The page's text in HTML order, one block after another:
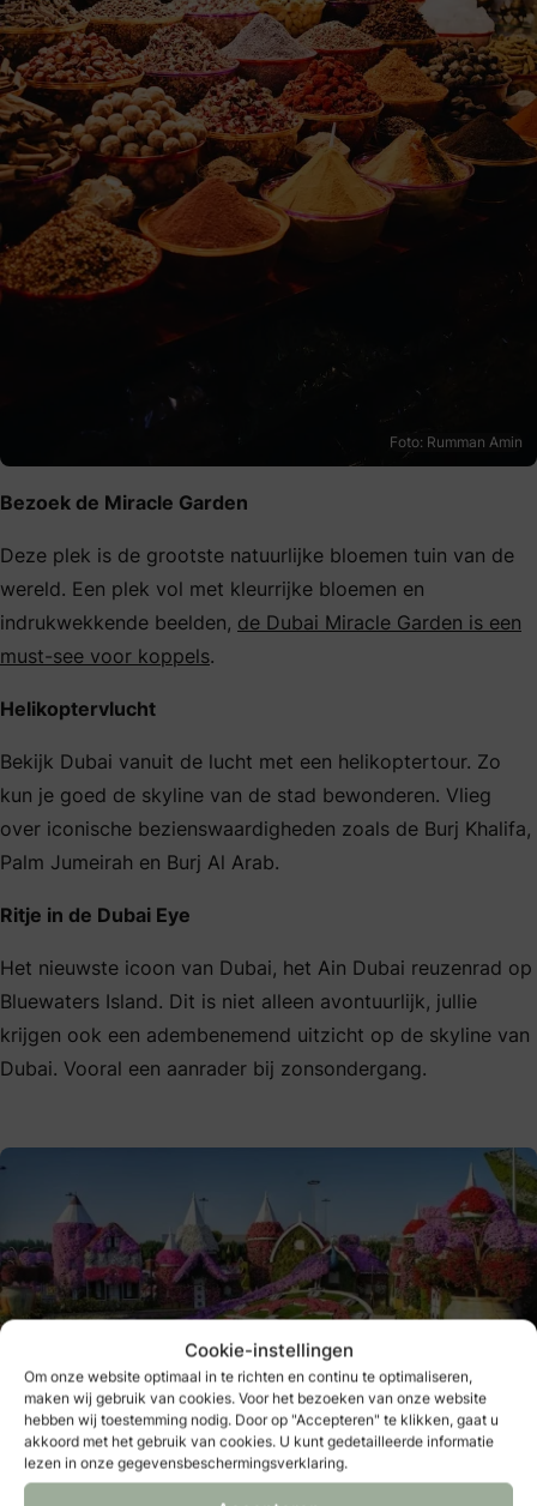
Cookie-instellingen
Om onze website optimaal in te richten en continu te optimaliseren,
maken wij gebruik van cookies. Voor het bezoeken van onze website
hebben wij toestemming nodig. Door op "Accepteren" te klikken, gaat u
akkoord met het gebruik van cookies. U kunt gedetailleerde informatie
lezen in onze gegevensbeschermingsverklaring.
Foto: Rumman Amin
Bezoek de Miracle Garden
Deze plek is de grootste natuurlijke bloemen tuin van de
wereld. Een plek vol met kleurrijke bloemen en
indrukwekkende beelden, de Dubai Miracle Garden is een
must-see voor koppels.
Helikoptervlucht
Bekijk Dubai vanuit de lucht met een helikoptertour. Zo
kun je goed de skyline van de stad bewonderen. Vlieg
over iconische bezienswaardigheden zoals de Burj Khalifa,
Palm Jumeirah en Burj Al Arab.
Ritje in de Dubai Eye
Het nieuwste icoon van Dubai, het Ain Dubai reuzenrad op
Bluewaters Island. Dit is niet alleen avontuurlijk, jullie
krijgen ook een adembenemend uitzicht op de skyline van
Dubai. Vooral een aanrader bij zonsondergang.
Foto: Ali Raofian